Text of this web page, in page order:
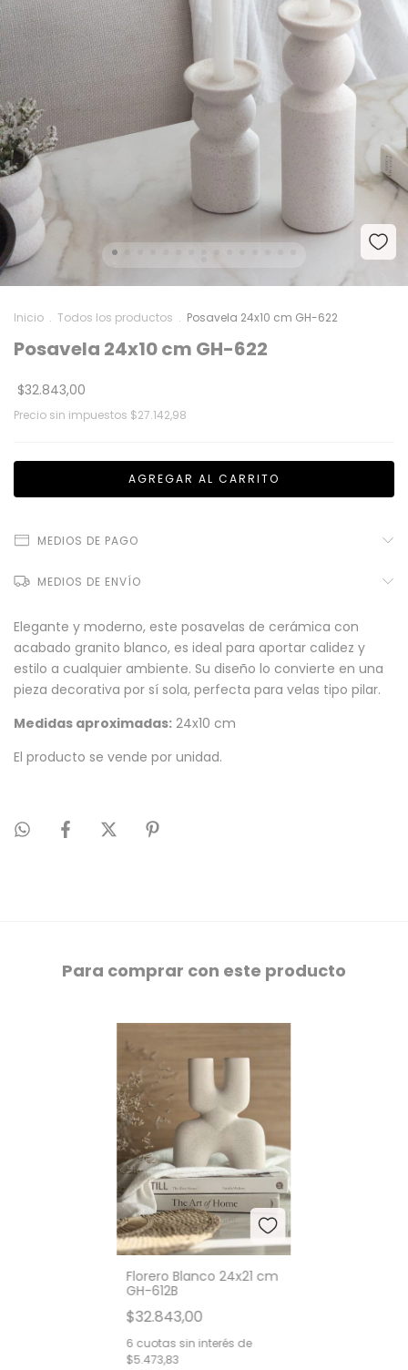
Inicio . Todos los productos . Posavela 24x10 cm GH-622
Posavela 24x10 cm GH-622
$32.843,00
Precio sin impuestos $27.142,98
MEDIOS DE PAGO
MEDIOS DE ENVÍO
Elegante y moderno, este posavelas de cerámica con
acabado granito blanco, es ideal para aportar calidez y
estilo a cualquier ambiente. Su diseño lo convierte en una
pieza decorativa por sí sola, perfecta para velas tipo pilar.
Medidas aproximadas: 24x10 cm
El producto se vende por unidad.
Para comprar con este producto
Florero Blanco 24x21 cm
GH-612B
$32.843,00
6 cuotas sin interés de
$5.473,83